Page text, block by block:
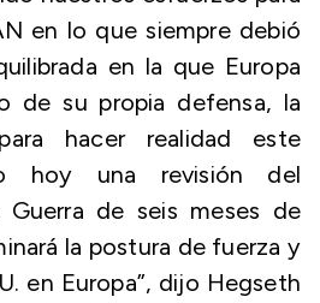
en lo que siempre debió
en la que Europa
de su propia defensa, la
hacer realidad este
hoy una revisión del
Guerra de seis meses de
la postura de fuerza y
en Europa”, dijo Hegseth